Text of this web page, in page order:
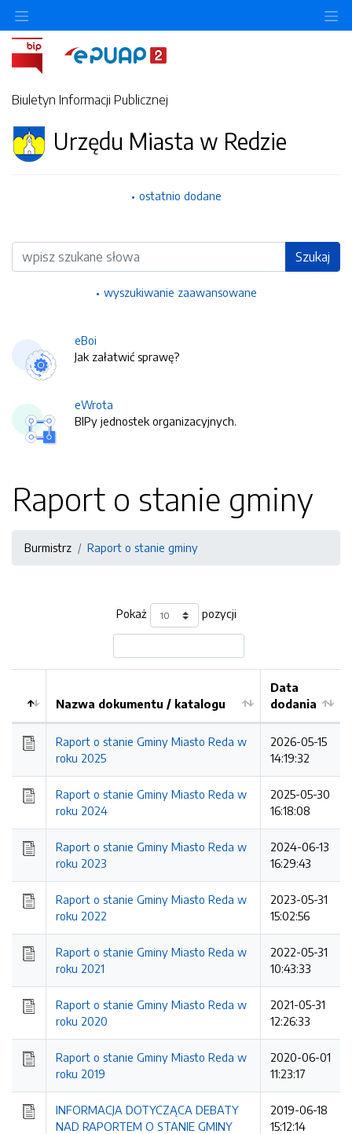
Biuletyn Informacji Publicznej
Urzędu Miasta w Redzie
ostatnio dodane
Wyszukiwarka Szukaj
wyszukiwanie zaawansowane
eBoi
Jak załatwić sprawę?
eWrota
BIPy jednostek organizacyjnych.
Raport o stanie gminy
Burmistrz Raport o stanie gminy
Pokaż pozycji
Kolejność
Nazwa dokumentu / katalogu
Data
dodania
Raport o stanie Gminy Miasto Reda w
roku 2025
2026-05-15
14:19:32
Raport o stanie Gminy Miasto Reda w
roku 2024
2025-05-30
16:18:08
Raport o stanie Gminy Miasto Reda w
roku 2023
2024-06-13
16:29:43
Raport o stanie Gminy Miasto Reda w
roku 2022
2023-05-31
15:02:56
Raport o stanie Gminy Miasto Reda w
roku 2021
2022-05-31
10:43:33
Raport o stanie Gminy Miasto Reda w
roku 2020
2021-05-31
12:26:33
Raport o stanie Gminy Miasto Reda w
roku 2019
2020-06-01
11:23:17
INFORMACJA DOTYCZĄCA DEBATY
NAD RAPORTEM O STANIE GMINY
2019-06-18
15:12:14